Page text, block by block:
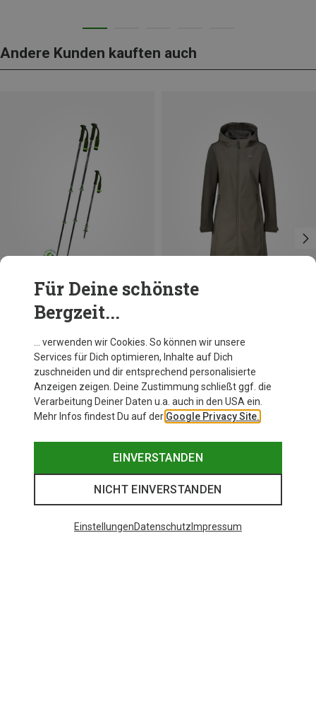
Andere Kunden kauften auch
Komperdell
Carbon EVO Zero Trekkingstöcke
129,95 €
105-140CM
Für Deine schönste
Bergzeit...
… verwenden wir Cookies. So können wir unsere
Services für Dich optimieren, Inhalte auf Dich
zuschneiden und dir entsprechend personalisierte
Anzeigen zeigen. Deine Zustimmung schließt ggf. die
Verarbeitung Deiner Daten u.a. auch in den USA ein.
Mehr Infos findest Du auf der Google Privacy Site.
EINVERSTANDEN
NICHT EINVERSTANDEN
EinstellungenDatenschutz Impressum